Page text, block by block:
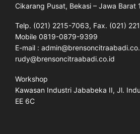
Cikarang Pusat, Bekasi – Jawa Barat
Telp. (021) 2215-7063, Fax. (021)
Mobile 0819-0879-9399
E-mail :
rudy@brensoncitraabadi.co.id
Workshop
Kawasan Industri Jababeka II, Jl.
EE 6C